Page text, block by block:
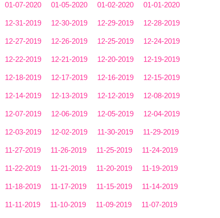
01-07-2020 01-05-2020 01-02-2020 01-01-2020
12-31-2019 12-30-2019 12-29-2019 12-28-2019
12-27-2019 12-26-2019 12-25-2019 12-24-2019
12-22-2019 12-21-2019 12-20-2019 12-19-2019
12-18-2019 12-17-2019 12-16-2019 12-15-2019
12-14-2019 12-13-2019 12-12-2019 12-08-2019
12-07-2019 12-06-2019 12-05-2019 12-04-2019
12-03-2019 12-02-2019 11-30-2019 11-29-2019
11-27-2019 11-26-2019 11-25-2019 11-24-2019
11-22-2019 11-21-2019 11-20-2019 11-19-2019
11-18-2019 11-17-2019 11-15-2019 11-14-2019
11-11-2019 11-10-2019 11-09-2019 11-07-2019